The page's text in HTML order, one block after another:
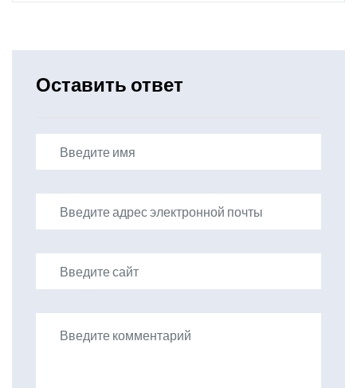
Оставить ответ